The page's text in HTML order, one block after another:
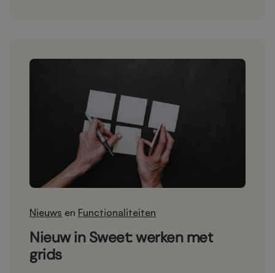
Nieuws en Functionaliteiten
Nieuw in Sweet: werken met
grids